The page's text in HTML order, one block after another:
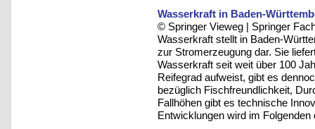
Wasserkraft in Baden-
© Springer Vieweg | Springer
Wasserkraft stellt in Baden-
zur Stromerzeugung dar. Sie
Wasserkraft seit weit über 100
Reifegrad aufweist, gibt es
bezüglich Fischfreundlichkeit,
Fallhöhen gibt es technische
Entwicklungen wird im Folgenden